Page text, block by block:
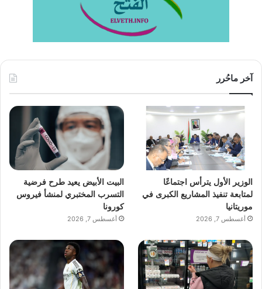
آخر ماحُرر
الوزير الأول يترأس اجتماعًا
لمتابعة تنفيذ المشاريع الكبرى في
موريتانيا
أغسطس 7, 2026
البيت الأبيض يعيد طرح فرضية
التسرب المختبري لمنشأ فيروس
كورونا
أغسطس 7, 2026